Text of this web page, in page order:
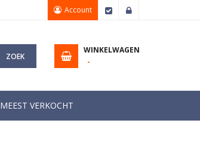
Account Afrekenen
ZOEK
WINKELWAGEN
MEEST VERKOCHT